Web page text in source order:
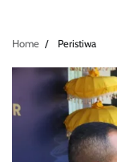
Home Peristiwa